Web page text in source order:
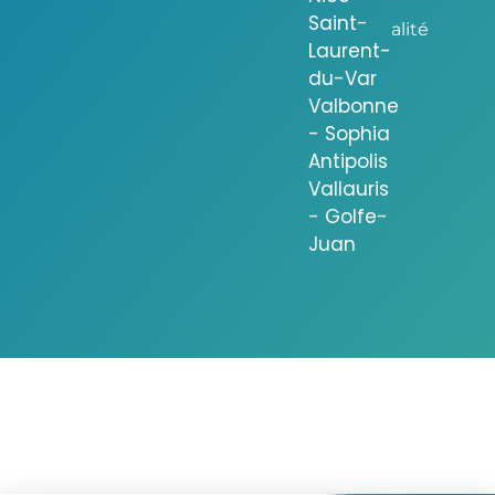
Saint-
Laurent-
du-Var
Valbonne
- Sophia
Antipolis
Vallauris
- Golfe-
Juan
alité